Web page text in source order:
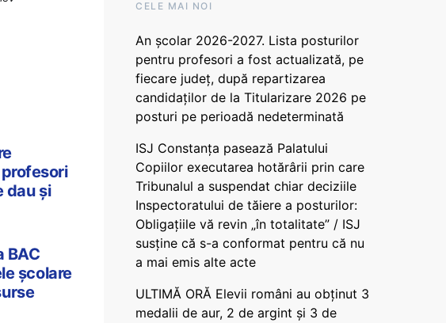
dau și
BAC
școlare
CELE MAI NOI
An școlar 2026-2027. Lista posturilor
pentru profesori a fost actualizată, pe
fiecare județ, după repartizarea
candidaților de la Titularizare 2026 pe
posturi pe perioadă nedeterminată
ISJ Constanța pasează Palatului
Copiilor executarea hotărârii prin care
Tribunalul a suspendat chiar deciziile
Inspectoratului de tăiere a posturilor:
Obligațiile vă revin „în totalitate” / ISJ
susține că s-a conformat pentru că nu
a mai emis alte acte
ULTIMĂ ORĂ Elevii români au obținut 3
medalii de aur, 2 de argint și 3 de